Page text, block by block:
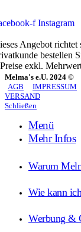
f Instagram
Angebot
bestellen
exkl.
Melma's e.U. 2024 ©
AGB
IMPRESSUM
VERSAND
Schließen
Menü
Mehr Infos
Warum
Wie kann
Werbung &